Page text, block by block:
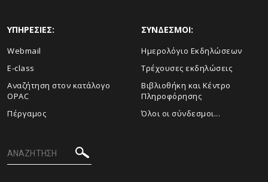
ΥΠΗΡΕΣΙΕΣ:
Webmail
E-class
Αναζήτηση στον κατάλογο
OPAC
Πέργαμος
ΣΥΝΔΕΣΜΟΙ:
Ημερολόγιο Εκδηλώσεων
Τρέχουσες εκδηλώσεις
Βιβλιοθήκη και Κέντρο
Πληροφόρησης
Όλοι οι σύνδεσμοι...